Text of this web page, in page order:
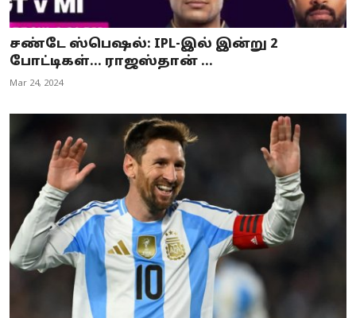
சண்டே ஸ்பெஷல்: IPL-இல் இன்று 2
போட்டிகள்... ராஜஸ்தான் ...
Mar 24, 2024